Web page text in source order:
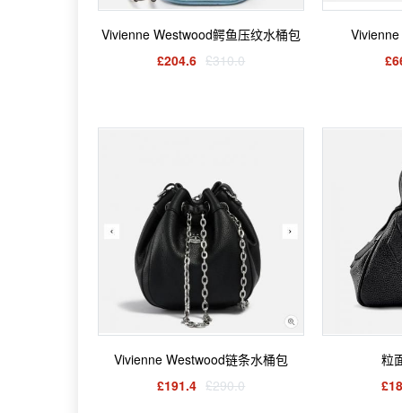
Vivienne Westwood鳄鱼压纹水桶包
£204.6 £310.0
Vivienne Westwood链条水桶包
£191.4 £290.0
粒